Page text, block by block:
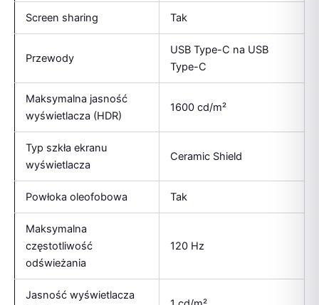
Screen sharing Tak
Przewody
USB Type-C na USB
Type-C
Maksymalna jasność
wyświetlacza (HDR)
1600 cd/m²
Typ szkła ekranu
wyświetlacza
Ceramic Shield
Powłoka oleofobowa Tak
Maksymalna
częstotliwość
odświeżania
120 Hz
Jasność wyświetlacza